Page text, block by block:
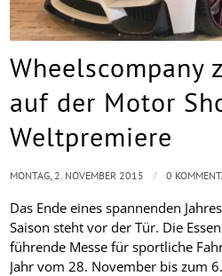
Wheelscompany
auf der Motor
Weltpremiere
Das Ende eines spannenden
Saison steht vor der Tür. Die
führende Messe für sportliche
Jahr vom 28. November bis zum
MONTAG, 2. NOVEMBER 2015 / 0